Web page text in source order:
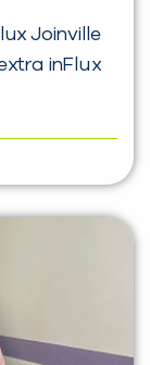
Joinville
inFlux